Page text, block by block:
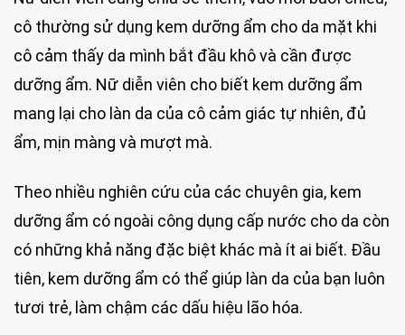
cô thường sử dụng kem dưỡng ẩm cho da mặt khi
cô cảm thấy da mình bắt đầu khô và cần được
dưỡng ẩm. Nữ diễn viên cho biết kem dưỡng ẩm
mang lại cho làn da của cô cảm giác tự nhiên, đủ
ẩm, mịn màng và mượt mà.
Theo nhiều nghiên cứu của các chuyên gia, kem
dưỡng ẩm có ngoài công dụng cấp nước cho da còn
có những khả năng đặc biệt khác mà ít ai biết. Đầu
tiên, kem dưỡng ẩm có thể giúp làn da của bạn luôn
tươi trẻ, làm chậm các dấu hiệu lão hóa.